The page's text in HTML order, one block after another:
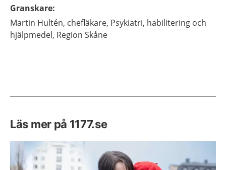
Granskare:
Martin Hultén, chefläkare, Psykiatri, habilitering och
hjälpmedel, Region Skåne
Läs mer på 1177.se